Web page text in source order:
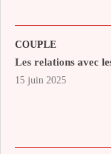
COUPLE
Les relations avec
15 juin 2025